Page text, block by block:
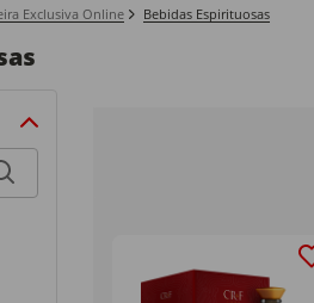
Exclusiva Online Bebidas Espirituosas